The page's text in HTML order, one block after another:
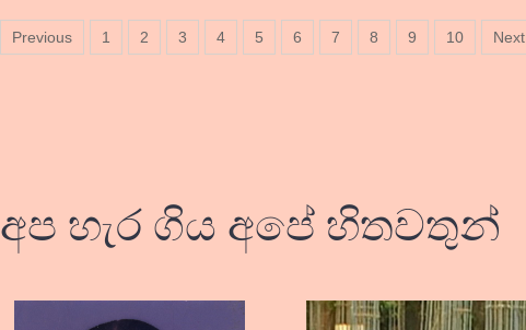
Previous 1 2 3 4 5 6 7 8 9 10 Next
අප හැර ගිය අපේ හිතවතුන්